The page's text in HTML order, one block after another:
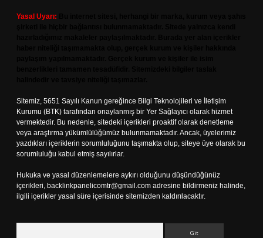
Yasal Uyarı:
Sitemiz, 5651 Sayılı Kanun gereğince Bilgi Teknolojileri ve İletişim
Kurumu (BTK) tarafından onaylanmış bir Yer Sağlayıcı olarak hizmet
vermektedir. Bu nedenle, sitedeki içerikleri proaktif olarak denetleme
veya araştırma yükümlülüğümüz bulunmamaktadır. Ancak, üyelerimiz
yazdıkları içeriklerin sorumluluğunu taşımakta olup, siteye üye olarak bu
sorumluluğu kabul etmiş sayılırlar.
Hukuka ve yasal düzenlemelere aykırı olduğunu düşündüğünüz
içerikleri, backlinkpanelicomtr@gmail.com adresine bildirmeniz halinde,
ilgili içerikler yasal süre içerisinde sitemizden kaldırılacaktır.